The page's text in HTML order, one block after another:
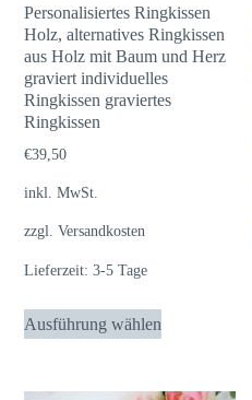
Personalisiertes Ringkissen
Holz, alternatives Ringkissen
aus Holz mit Baum und Herz
graviert individuelles
Ringkissen graviertes
Ringkissen
€39,50
inkl. MwSt.
zzgl.Versandkosten
Lieferzeit:3-5 Tage
Ausführung wählen
Dieses
Produkt
mehrere